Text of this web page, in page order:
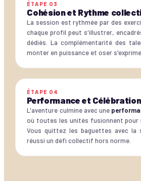
ÉTAPE 03
Cohésion et Rythme
La session est rythmée par des
chaque profil peut s'illustrer,
dédiés. La complémentarité des
monter en puissance et oser
ÉTAPE 04
Performance et Célébration
L'aventure culmine avec une
où toutes les unités fusionnent pour
Vous quittez les baguettes avec la
réussi un défi collectif hors norme.